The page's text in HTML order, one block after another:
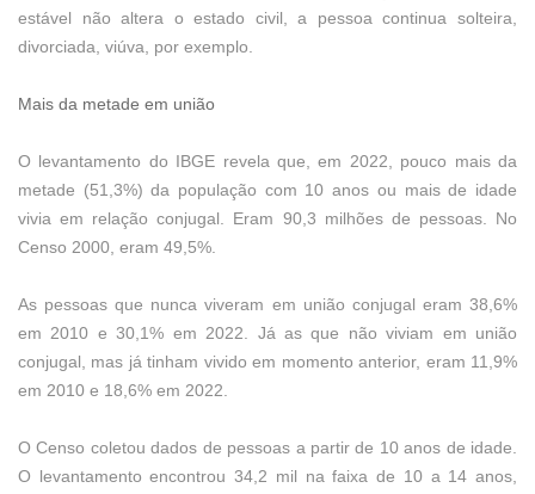
estável não altera o estado civil, a pessoa continua solteira,
divorciada, viúva, por exemplo.
Mais da metade em união
O levantamento do IBGE revela que, em 2022, pouco mais da
metade (51,3%) da população com 10 anos ou mais de idade
vivia em relação conjugal. Eram 90,3 milhões de pessoas. No
Censo 2000, eram 49,5%.
As pessoas que nunca viveram em união conjugal eram 38,6%
em 2010 e 30,1% em 2022. Já as que não viviam em união
conjugal, mas já tinham vivido em momento anterior, eram 11,9%
em 2010 e 18,6% em 2022.
O Censo coletou dados de pessoas a partir de 10 anos de idade.
O levantamento encontrou 34,2 mil na faixa de 10 a 14 anos,